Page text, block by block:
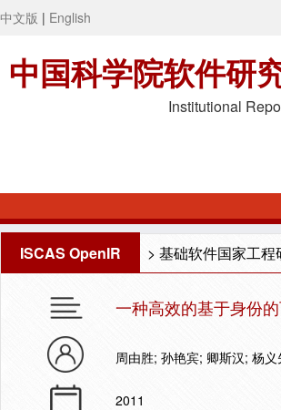
中文版 | English
中国科学院软件研
Institutional
ISCAS OpenIR > 基础软件国家工程
一种高效的基于身份
周由胜; 孙艳宾; 卿斯汉; 杨义
2011